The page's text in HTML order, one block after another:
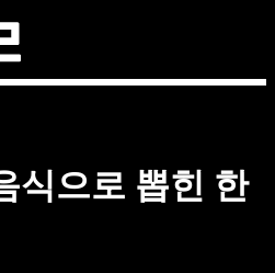
식으로 뽑힌 한